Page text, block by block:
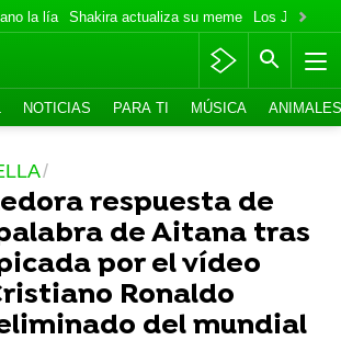
la lía Shakira actualiza su meme Los Jonas
NOTICIAS PARA TI MÚSICA ANIMALES
respuesta de
de Aitana tras
por el vídeo
Ronaldo
del mundial